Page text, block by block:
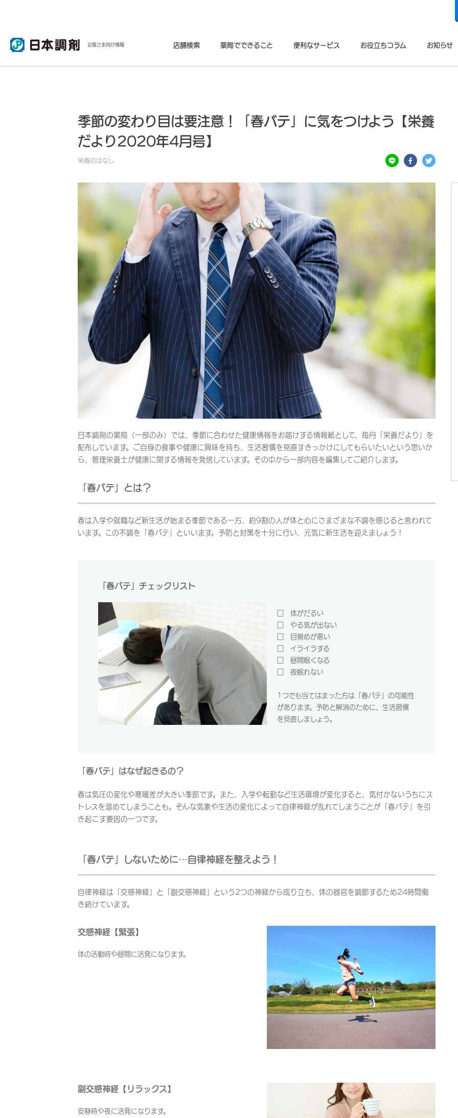
お客さま向け情報 店舗検索 薬局でできること 便利なサービス お役立ちコラム お知らせ
季節の変わり目は要注意！「春バテ」に気をつけよう【栄養
だより2020年4月号】
栄養のはなし
日本調剤の薬局（一部のみ）では、季節に合わせた健康情報をお届けする情報紙として、毎月「栄養だより」を
配布しています。ご自身の食事や健康に興味を持ち、生活習慣を見直すきっかけにしてもらいたいという思いか
ら、管理栄養士が健康に関する情報を発信しています。その中から一部内容を編集してご紹介します。
「春バテ」とは？
春は入学や就職など新生活が始まる季節である一方、約9割の人が体と心にさまざまな不調を感じると言われて
います。この不調を「春バテ」といいます。予防と対策を十分に行い、元気に新生活を迎えましょう！
「春バテ」チェックリスト
□ 体がだるい
□ やる気が出ない
□ 目覚めが悪い
□ イライラする
□ 昼間眠くなる
□ 夜眠れない
1つでも当てはまった方は「春バテ」の可能性
があります。予防と解消のために、生活習慣
を見直しましょう。
「春バテ」はなぜ起きるの？
春は気圧の変化や寒暖差が大きい季節です。また、入学や転勤など生活環境が変化すると、気付かないうちにス
トレスを溜めてしまうことも。そんな気象や生活の変化によって自律神経が乱れてしまうことが「春バテ」を引
き起こす要因の一つです。
「春バテ」しないために…自律神経を整えよう！
自律神経は「交感神経」と「副交感神経」という2つの神経から成り立ち、体の器官を調節するため24時間働
き続けています。
交感神経【緊張】
体の活動時や昼間に活発になります。
副交感神経【リラックス】
安静時や夜に活発になります。